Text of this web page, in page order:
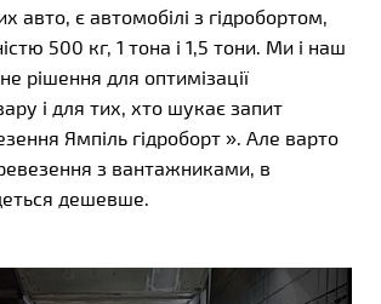
авто, є автомобілі з гідробортом,
500 кг, 1 тона і 1,5 тони. Ми і наш
рішення для оптимізації
і для тих, хто шукає запит
Ямпіль гідроборт ». Але варто
з вантажниками, в
дешевше.